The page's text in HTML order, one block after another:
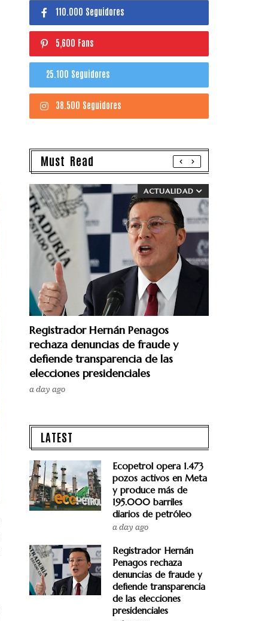
110.000 Seguidores
5,600 Fans
25.100 Seguidores
38.500 Seguidores
Must Read
ACTUALIDAD
Registrador Hernán Penagos
rechaza denuncias de fraude y
defiende transparencia de las
elecciones presidenciales
a day ago
LATEST
Ecopetrol opera 1.473
pozos activos en Meta
y produce más de
195.000 barriles
diarios de petróleo
a day ago
Registrador Hernán
Penagos rechaza
denuncias de fraude y
defiende transparencia
de las elecciones
presidenciales